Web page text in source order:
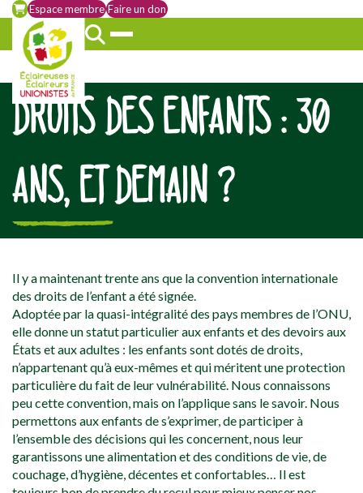
Espace membre Faire un don
DROITS DES ENFANTS : 30
ANS, ET DEMAIN ?
Il y a maintenant trente ans que la convention internationale
des droits de l’enfant a été signée.
Adoptée par la quasi-intégralité des pays membres de l’ONU,
elle donne un statut particulier aux enfants et des devoirs aux
États et aux adultes : les enfants sont dotés de droits,
n’appartenant qu’à eux-mêmes et qui méritent une protection
particulière du fait de leur vulnérabilité. Nous connaissons
peu cette convention, mais on l’applique sans le savoir. Nous
permettons aux enfants de s’exprimer, de participer à
l’ensemble des décisions qui les concernent, nous leur
garantissons une alimentation et des conditions de vie, de
couchage, d’hygiène, décentes et confortables… Il est